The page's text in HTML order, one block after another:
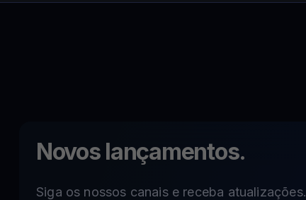
Novos lançamentos.
Siga os nossos canais e receba atualizações.